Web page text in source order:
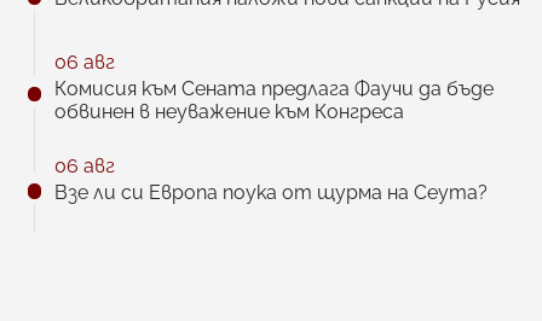
06 авг
Комисия към Сената предлага Фаучи да бъде
обвинен в неуважение към Конгреса
06 авг
Взе ли си Европа поука от щурма на Сеута?